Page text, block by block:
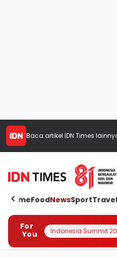
Baca artikel IDN Times
HomeFoodNewsSportTravel
For
You
Indonesia Summit